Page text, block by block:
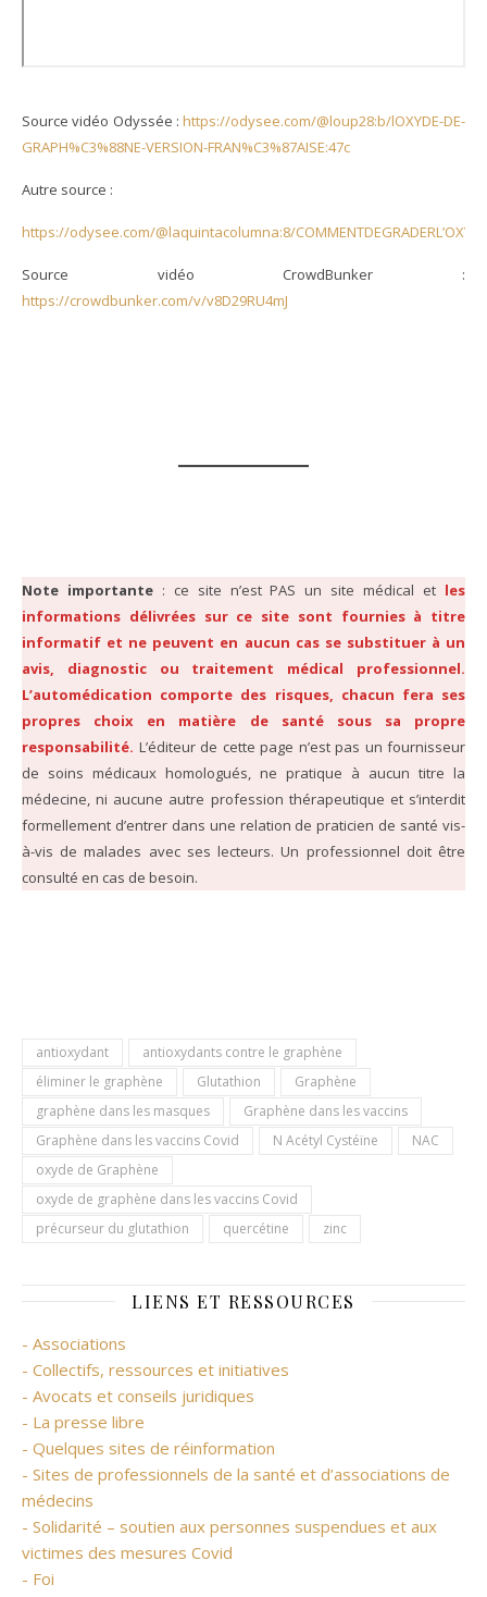
Source vidéo Odyssée : https://odysee.com/@loup28:b/lOXYDE-DE-
GRAPH%C3%88NE-VERSION-FRAN%C3%87AISE:47c
Autre source :
https://odysee.com/@laquintacolumna:8/
Source vidéo CrowdBunker :
https://crowdbunker.com/v/v8D29RU4mJ
Note importante: ce site n’est PAS un site médical et les
informations délivrées sur ce site sont fournies à titre
informatif et ne peuvent en aucun cas se substituer à un
avis, diagnostic ou traitement médical professionnel.
L’automédication comporte des risques, chacun fera ses
propres choix en matière de santé sous sa propre
responsabilité. L’éditeur de cette page n’est pas un fournisseur
de soins médicaux homologués, ne pratique à aucun titre la
médecine, ni aucune autre profession thérapeutique et s’interdit
formellement d’entrer dans une relation de praticien de santé vis-
à-vis de malades avec ses lecteurs. Un professionnel doit être
consulté en cas de besoin.
antioxydant
antioxydants contre le graphène
éliminer le graphène
Glutathion
Graphène
graphène dans les masques
Graphène dans les vaccins
Graphène dans les vaccins Covid
N Acétyl Cystéïne
NAC
oxyde de Graphène
oxyde de graphène dans les vaccins Covid
précurseur du glutathion
quercétine zinc
LIENS ET RESSOURCES
- Associations
- Collectifs, ressources et initiatives
- Avocats et conseils juridiques
- La presse libre
- Quelques sites de réinformation
- Sites de professionnels de la santé et d’associations de
médecins
- Solidarité – soutien aux personnes suspendues et aux
victimes des mesures Covid
- Foi